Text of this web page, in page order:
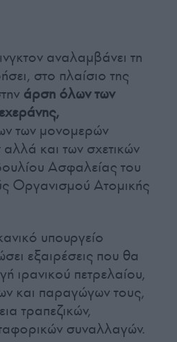
αναλαμβάνει τη
στο πλαίσιο της
άρση όλων των
των μονομερών
και των σχετικών
Ασφαλείας του
Οργανισμού Ατομικής
υπουργείο
εξαιρέσεις που θα
ιρανικού πετρελαίου,
και παραγώγων τους,
τραπεζικών,
συναλλαγών.